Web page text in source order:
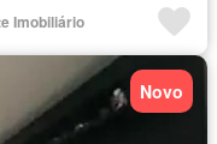
Imobiliário
Novo